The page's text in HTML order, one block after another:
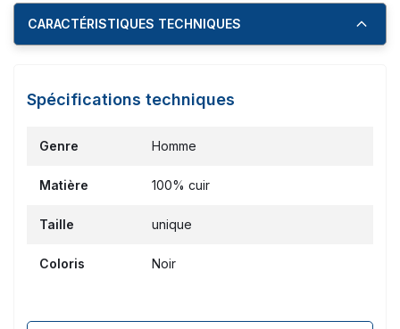
CARACTÉRISTIQUES TECHNIQUES
Spécifications techniques
Genre Homme
Matière 100% cuir
Taille unique
Coloris Noir